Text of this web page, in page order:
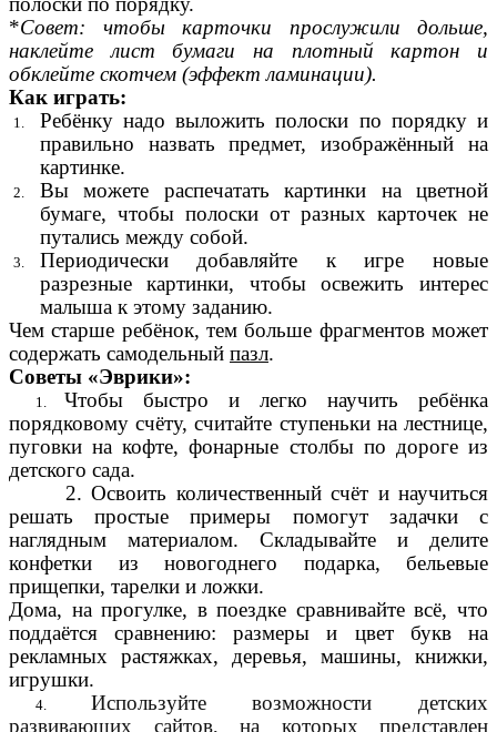
*Совет: чтобы карточки прослужили дольше,
наклейте лист бумаги на плотный картон и
обклейте скотчем (эффект ламинации).
Как играть:
Ребёнку надо выложить полоски по порядку и
правильно назвать предмет, изображённый на
картинке.
Вы можете распечатать картинки на цветной
бумаге, чтобы полоски от разных карточек не
путались между собой.
Периодически добавляйте к игре новые
разрезные картинки, чтобы освежить интерес
малыша к этому заданию.
Чем старше ребёнок, тем больше фрагментов может
содержать самодельный пазл.
Советы «Эврики»:
Чтобы быстро и легко научить ребёнка
порядковому счёту, считайте ступеньки на лестнице,
пуговки на кофте, фонарные столбы по дороге из
детского сада.
2. Освоить количественный счёт и научиться
решать простые примеры помогут задачки с
наглядным материалом. Складывайте и делите
конфетки из новогоднего подарка, бельевые
прищепки, тарелки и ложки.
Дома, на прогулке, в поездке сравнивайте всё, что
поддаётся сравнению: размеры и цвет букв на
рекламных растяжках, деревья, машины, книжки,
игрушки.
Используйте возможности детских
развивающих сайтов, на которых представлен